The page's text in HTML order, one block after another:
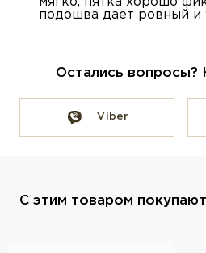
подошва дает ровный и
Остались вопросы?
Viber
С этим товаром покупают